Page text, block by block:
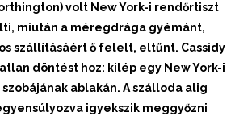
volt New York-i rendőrtiszt
miután a méregdrága gyémánt,
szállításáért ő felelt, eltűnt. Cassidy
döntést hoz: kilép egy New York-i
ablakán. A szálloda alig
igyekszik meggyőzni